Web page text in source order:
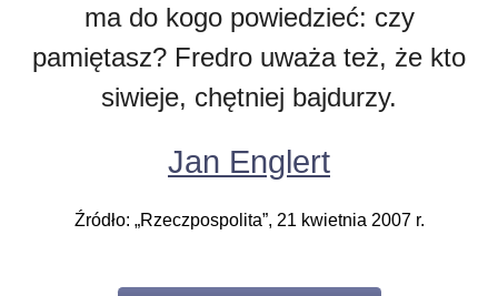
ma do kogo powiedzieć: czy
pamiętasz? Fredro uważa też, że kto
siwieje, chętniej bajdurzy.
Jan Englert
Źródło: „Rzeczpospolita”, 21 kwietnia 2007 r.